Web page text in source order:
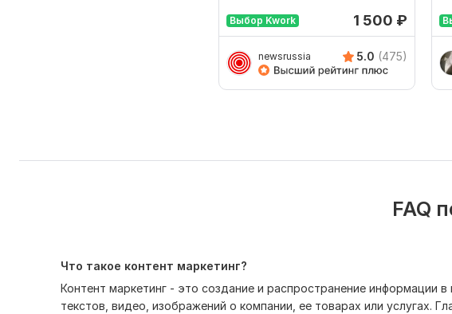
Выбор Kwork 1 500 ₽
newsrussia 5.0 (475)
FAQ
Что такое контент маркетинг?
Контент маркетинг - это создание и распространение информации в
текстов, видео, изображений о компании, ее товарах или услугах.